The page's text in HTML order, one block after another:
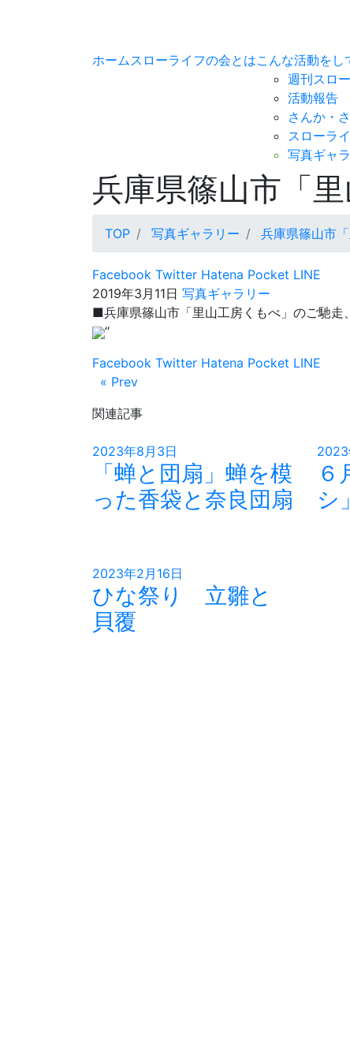
ホームスローライフの会とはこんな活動をし
週刊スロ
活動報告
さんか・
スローラ
写真ギャ
兵庫県篠山市「里
TOP 写真ギャラリー 兵庫県篠山市
Facebook Twitter Hatena Pocket LINE
2019年3月11日 写真ギャラリー
■兵庫県篠山市「里山工房くもべ」のご馳走
“
Facebook Twitter Hatena Pocket LINE
« Prev
関連記事
2023年8月3日
「蝉と団扇」蝉を模
った香袋と奈良団扇
2023
シ
2023年2月16日
ひな祭り 立雛と
貝覆